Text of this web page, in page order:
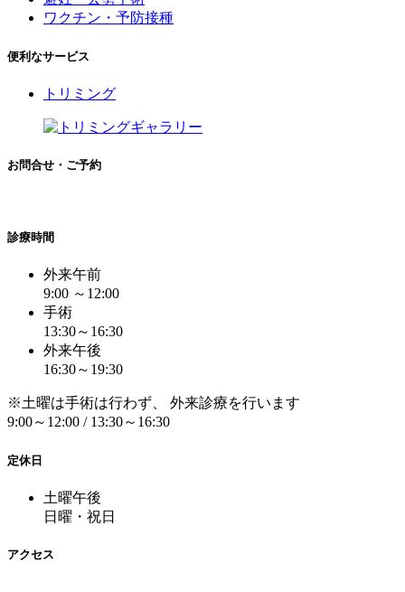
ワクチン・予防接種
便利なサービス
トリミング
お問合せ・ご予約
診療時間
外来午前
9:00 ～12:00
手術
13:30～16:30
外来午後
16:30～19:30
※土曜は手術は行わず、 外来診療を行います
9:00～12:00 / 13:30～16:30
定休日
土曜午後
日曜・祝日
アクセス